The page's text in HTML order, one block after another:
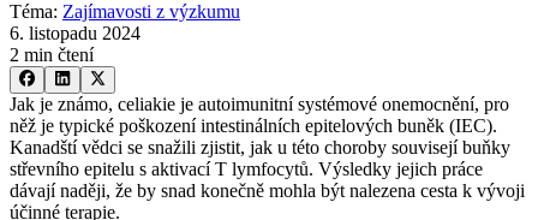
Téma: Zajímavosti z výzkumu
6. listopadu 2024
2 min čtení
Jak je známo, celiakie je autoimunitní systémové onemocnění, pro
něž je typické poškození intestinálních epitelových buněk (IEC).
Kanadští vědci se snažili zjistit, jak u této choroby souvisejí buňky
střevního epitelu s aktivací T lymfocytů. Výsledky jejich práce
dávají naději, že by snad konečně mohla být nalezena cesta k vývoji
účinné terapie.